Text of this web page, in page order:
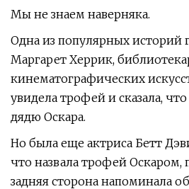
Мы не знаем наверняка.
Одна из популярных историй
Маргарет Херрик,
кинематографических
увидела трофей и сказала,
дядю Оскара.
Но была еще актриса Бетт
что назвала трофей Оскаром,
задняя сторона напоминала